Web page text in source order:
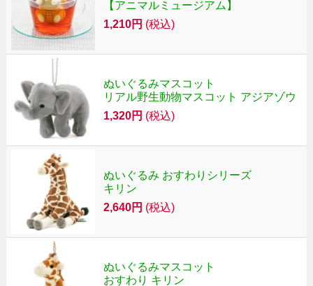
【アニマルミュージアム】
1,210円 (税込)
ぬいぐるみマスコット
リアル野生動物マスコット アジアゾウ
1,320円 (税込)
ぬいぐるみ おすわりシリーズ
キリン
2,640円 (税込)
ぬいぐるみマスコット
おすわり キリン